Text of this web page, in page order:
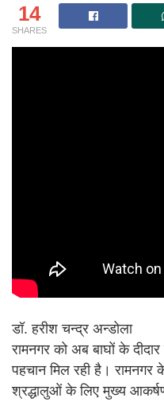
14
SHARES
डॉ. हरीश चन्द्र अन्डोला
रामनगर को अब बाघों के
पहचान मिल रही है। रामनगर
श्रद्धालुओं के लिए मुख्य